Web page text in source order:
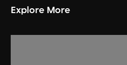
Explore More